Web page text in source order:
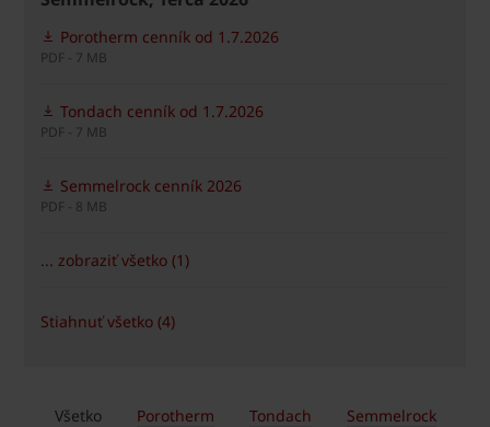
Porotherm cenník od 1.7.2026
PDF - 7 MB
Tondach cenník od 1.7.2026
PDF - 7 MB
Semmelrock cenník 2026
PDF - 8 MB
... zobraziť všetko (1)
Stiahnuť všetko (4)
Všetko Porotherm Tondach
Semmelrock